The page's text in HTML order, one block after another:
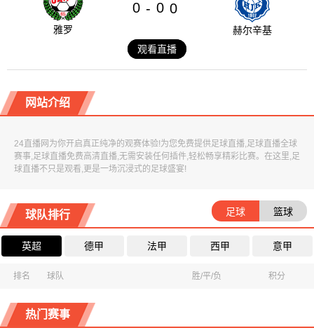
雅罗
0 - 0 0
赫尔辛基
观看直播
网站介绍
24直播网为你开启真正纯净的观赛体验!为您免费提供足球直播,足球直播全球
赛事,足球直播免费高清直播,无需安装任何插件,轻松畅享精彩比赛。在这里,足
球直播不只是观看,更是一场沉浸式的足球盛宴!
球队排行 足球 篮球
英超 德甲 法甲 西甲 意甲
排名 球队 胜/平/负 积分
热门赛事